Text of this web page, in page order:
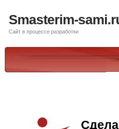
Smasterim-
Сайт в процессе разработки